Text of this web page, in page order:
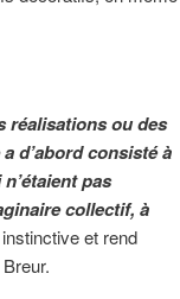
réalisations ou des
d’abord consisté à
pas
collectif, à
et rend